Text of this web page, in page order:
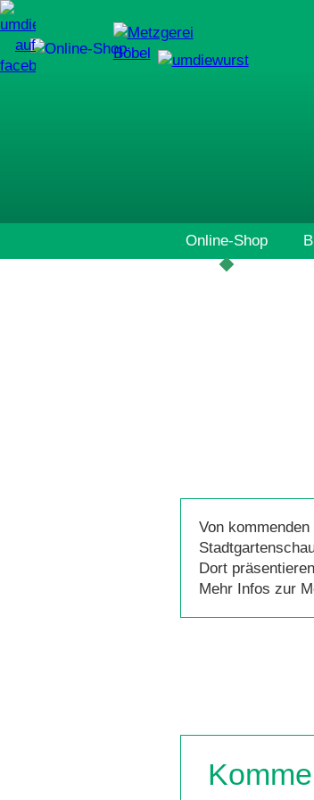
Online-Shop
Von
Dort
Mehr Infos zur